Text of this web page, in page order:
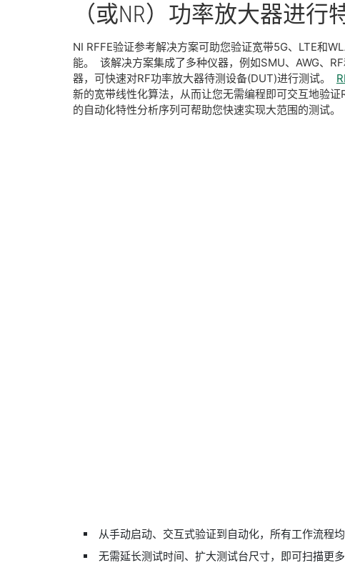
（或NR） 功率放大器进行
NI RFFE验证参考解决方案可助您验证宽带5G、LTE和
能。 该解决方案集成了多种仪器，例如SMU、AWG、
器，可快速对RF功率放大器待测设备(DUT)进行测试。
新的宽带线性化算法，从而让您无需编程即可交互地验
的自动化特性分析序列可帮助您快速实现大范围的测试。
从手动启动、交互式验证到自动化，所有工作流程
无需延长测试时间、扩大测试台尺寸，即可扫描更